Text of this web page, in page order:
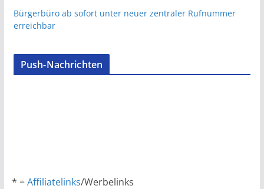
Bürgerbüro ab sofort unter neuer zentraler Rufnummer
erreichbar
Push-Nachrichten
* =Affiliatelinks/Werbelinks